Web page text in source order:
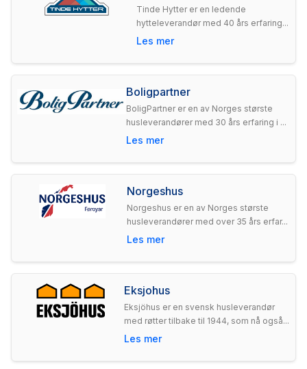
Tinde Hytter er en ledende
hytteleverandør med 40 års erfaring...
Les mer
Boligpartner
BoligPartner er en av Norges største
husleverandører med 30 års erfaring i ...
Les mer
Norgeshus
Norgeshus er en av Norges største
husleverandører med over 35 års erfar...
Les mer
Eksjohus
Eksjöhus er en svensk husleverandør
med røtter tilbake til 1944, som nå også...
Les mer